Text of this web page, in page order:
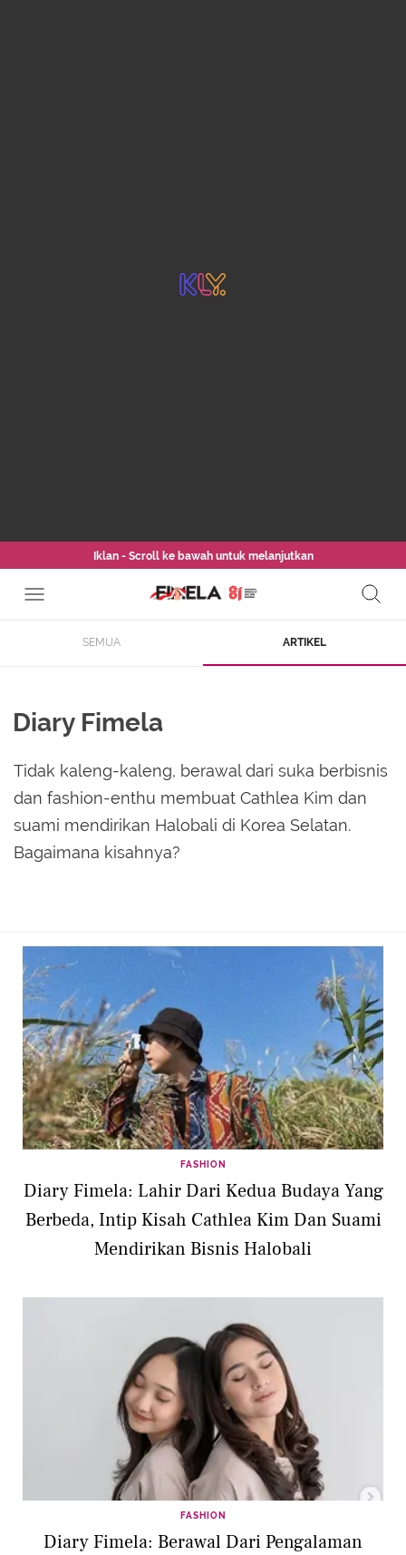
Iklan - Scroll ke bawah untuk melanjutkan
SEMUA ARTIKEL
Diary Fimela
Tidak kaleng-kaleng, berawal dari suka berbisnis
dan fashion-enthu membuat Cathlea Kim dan
suami mendirikan Halobali di Korea Selatan.
Bagaimana kisahnya?
FASHION
Diary Fimela: Lahir Dari Kedua Budaya Yang
Berbeda, Intip Kisah Cathlea Kim Dan Suami
Mendirikan Bisnis Halobali
FASHION
Diary Fimela: Berawal Dari Pengalaman